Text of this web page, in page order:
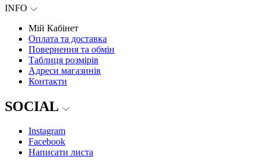
INFO
Мій Кабінет
Оплата та доставка
Повернення та обмін
Таблиця розмірів
Адреси магазинів
Контакти
SOCIAL
Instagram
Facebook
Написати листа